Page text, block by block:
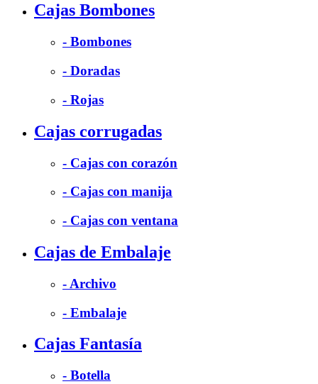
Cajas Bombones
- Bombones
- Doradas
- Rojas
Cajas corrugadas
- Cajas con corazón
- Cajas con manija
- Cajas con ventana
Cajas de Embalaje
- Archivo
- Embalaje
Cajas Fantasía
- Botella